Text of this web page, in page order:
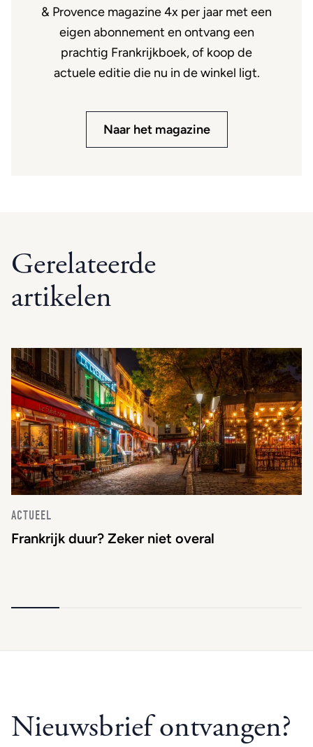
& Provence magazine 4x per jaar met een
eigen abonnement en ontvang een
prachtig Frankrijkboek, of koop de
actuele editie die nu in de winkel ligt.
Naar het magazine
Gerelateerde
artikelen
ACTUEEL
Frankrijk duur? Zeker niet overal
Nieuwsbrief ontvangen?